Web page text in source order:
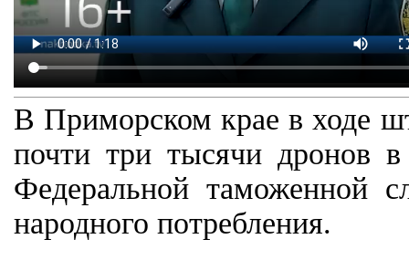
В Приморском крае в ходе
почти три тысячи дронов
Федеральной таможенной
народного потребления.